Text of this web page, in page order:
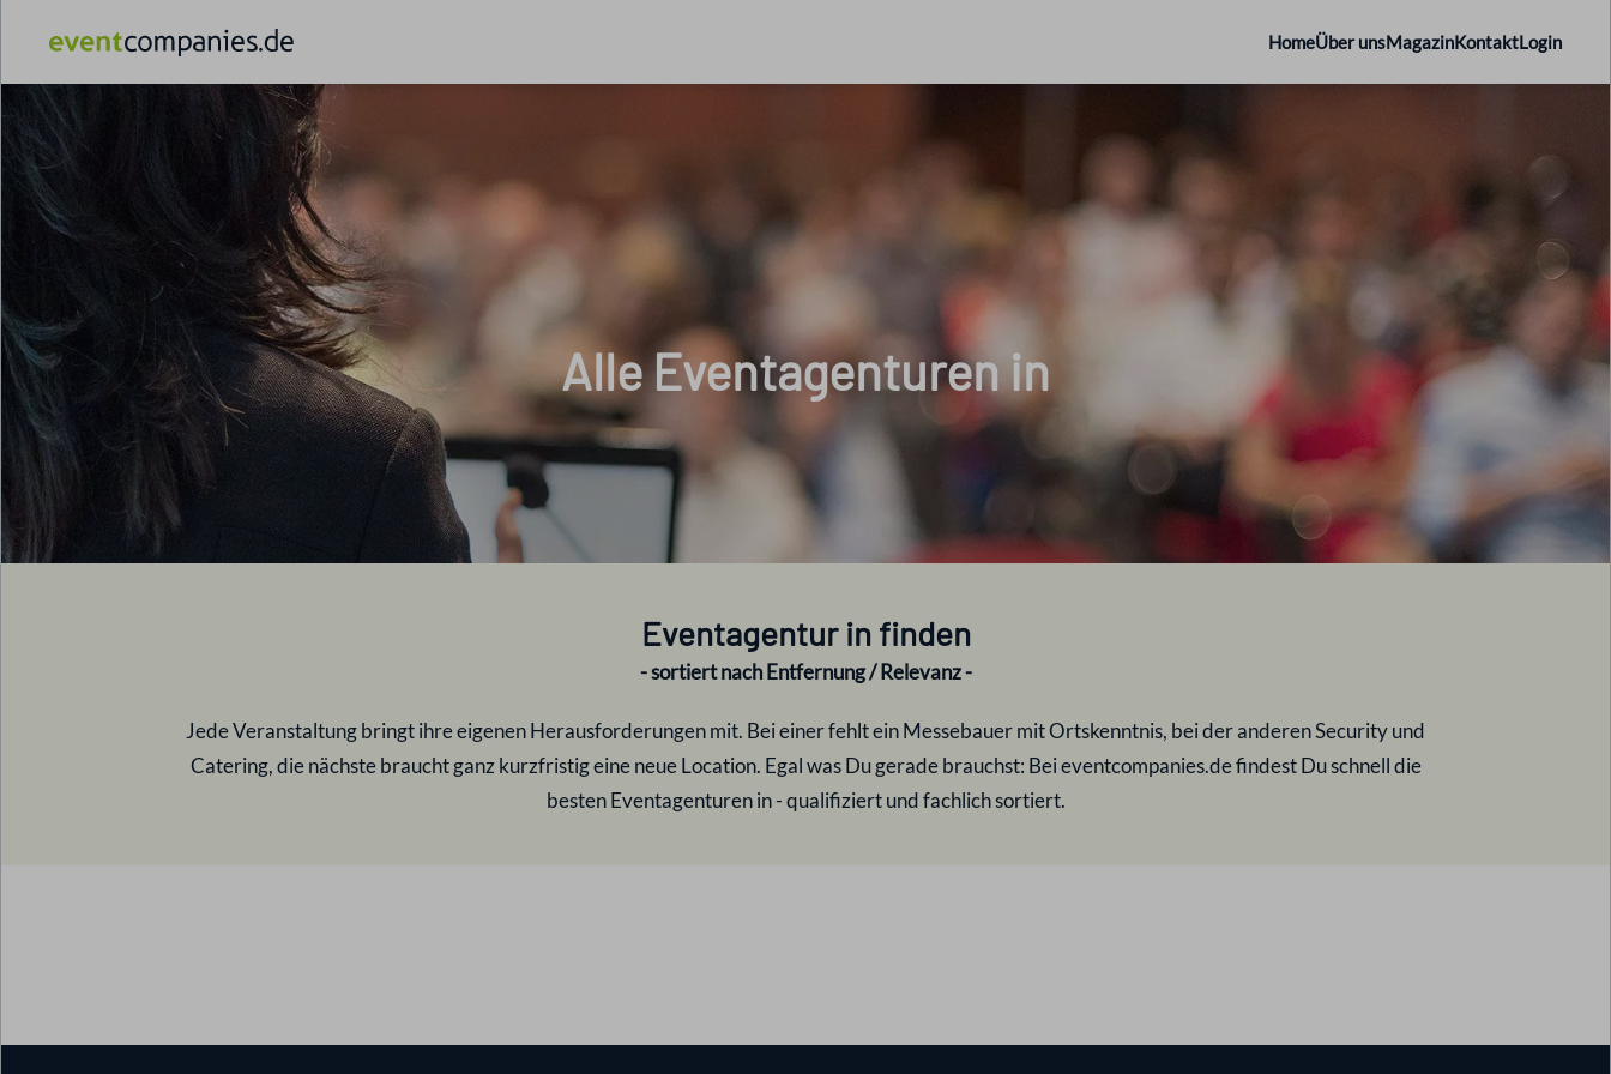
HomeÜber unsMagazinKontaktLogin
Alle Eventagenturen in
Eventagentur in finden
- sortiert nach Entfernung / Relevanz -
Jede Veranstaltung bringt ihre eigenen Herausforderungen mit. Bei einer fehlt ein Messebauer mit Ortskenntnis, bei der anderen Security und
Catering, die nächste braucht ganz kurzfristig eine neue Location. Egal was Du gerade brauchst: Bei eventcompanies.de findest Du schnell die
besten Eventagenturen in- qualifiziert und fachlich sortiert.